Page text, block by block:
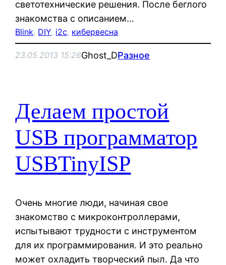
светотехнические решения. После беглого
знакомства с описанием…
Blink, DIY, i2c, кибервесна
23.05.2013 15:26Ghost_DРазное
Делаем простой
USB программатор
USBTinyISP
Очень многие люди, начиная свое
знакомство с микроконтроллерами,
испытывают трудности с инструментом
для их программирования. И это реально
может охладить творческий пыл. Да что